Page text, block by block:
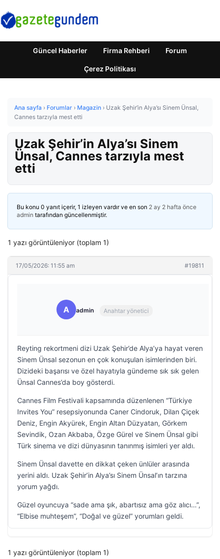
Güncel Haberler Firma Rehberi Forum
Çerez Politikası
Ana sayfa › Forumlar › Magazin › Uzak Şehir’in Alya’sı Sinem Ünsal,
Cannes tarzıyla mest etti
Uzak Şehir’in Alya’sı Sinem
Ünsal, Cannes tarzıyla mest
etti
Bu konu 0 yanıt içerir, 1 izleyen vardır ve en son 2 ay 2 hafta önce
admin tarafından güncellenmiştir.
1 yazı görüntüleniyor (toplam 1)
17/05/2026: 11:55 am #19811
A admin Anahtar yönetici
Reyting rekortmeni dizi Uzak Şehir’de Alya’ya hayat veren
Sinem Ünsal sezonun en çok konuşulan isimlerinden biri.
Dizideki başarısı ve özel hayatıyla gündeme sık sık gelen
Ünsal Cannes’da boy gösterdi.
Cannes Film Festivali kapsamında düzenlenen “Türkiye
Invites You” resepsiyonunda Caner Cindoruk, Dilan Çiçek
Deniz, Engin Akyürek, Engin Altan Düzyatan, Görkem
Sevindik, Ozan Akbaba, Özge Gürel ve Sinem Ünsal gibi
Türk sinema ve dizi dünyasının tanınmış isimleri yer aldı.
Sinem Ünsal davette en dikkat çeken ünlüler arasında
yerini aldı. Uzak Şehir’in Alya’sı Sinem Ünsal’ın tarzına
yorum yağdı.
Güzel oyuncuya “sade ama şık, abartısız ama göz alıcı…”,
“Elbise muhteşem”, “Doğal ve güzel” yorumları geldi.
1 yazı görüntüleniyor (toplam 1)